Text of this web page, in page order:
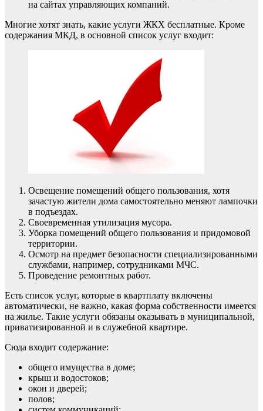
на сайтах управляющих компаний.
Многие хотят знать, какие услуги ЖКХ бесплатные. Кроме
содержания МКД, в основной список услуг входит:
Освещение помещений общего пользования, хотя
зачастую жители дома самостоятельно меняют лампочки
в подъездах.
Своевременная утилизация мусора.
Уборка помещений общего пользования и придомовой
территории.
Осмотр на предмет безопасности специализированными
службами, например, сотрудниками МЧС.
Проведение ремонтных работ.
Есть список услуг, которые в квартплату включены
автоматически, не важно, какая форма собственности имеется
на жилье. Такие услуги обязаны оказывать в муниципальной,
приватизированной и в служебной квартире.
Сюда входит содержание:
общего имущества в доме;
крыш и водостоков;
окон и дверей;
полов;